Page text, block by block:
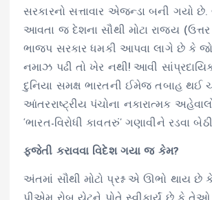
સરકારનો સત્તાવાર એજન્ડા બની ગયો
આવતા જ દેશના સૌથી મોટા રાજ્ય
ભાજપ સરકાર ધમકી આપવા લાગે છે કે જો
નમાઝ પઢી તો ખેર નથી! આવી
દુનિયા સમક્ષ ભારતની ઈમેજ તબાહ થઈ
આંતરરાષ્ટ્રીય પંચોના નકારાત્મક
‘ભારત-વિરોધી કાવતરું’ ગણાવીને રડવા
ફજેતી કરાવવા વિદેશ ગયા જ કેમ?
અંતમાં સૌથી મોટો પ્રશ્ન એ ઊભો થાય છે